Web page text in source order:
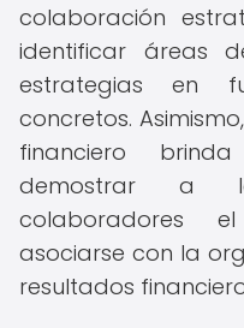
colaboración
identificar áreas
estrategias en
concretos.
financiero
demostrar a
colaboradores
asociarse con la
resultados